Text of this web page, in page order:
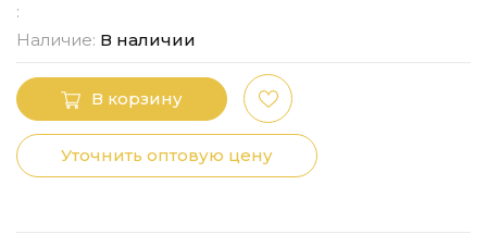
:
Наличие: В наличии
В корзину
Уточнить оптовую цену